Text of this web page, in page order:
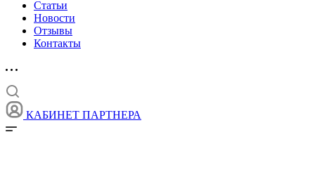
Статьи
Новости
Отзывы
Контакты
КАБИНЕТ ПАРТНЕРА